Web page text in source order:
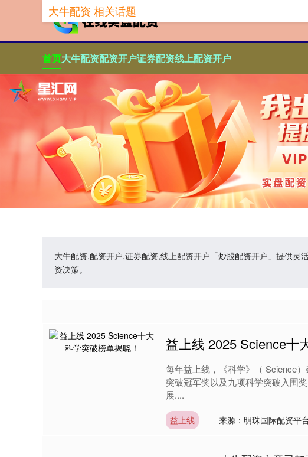
首页大牛配资配资开户证券配资线上配资开户
大牛配资,配资开户,证券配资,线上配资开户「炒股配资开户」提供
资决策。
大牛配资 相关话题
益上线 2025 Science十
每年益上线，《科学》（ Science
突破冠军奖以及九项科学突破入围
展....
益上线 来源：明珠国际配资平